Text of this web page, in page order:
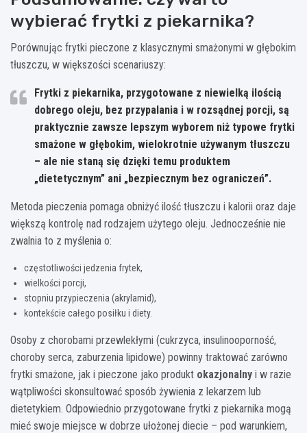
wybierać frytki z piekarnika?
Porównując frytki pieczone z klasycznymi smażonymi w głębokim
tłuszczu, w większości scenariuszy:
Frytki z piekarnika, przygotowane z niewielką ilością
dobrego oleju, bez przypalania i w rozsądnej porcji, są
praktycznie zawsze lepszym wyborem niż typowe frytki
smażone w głębokim, wielokrotnie używanym tłuszczu
– ale nie staną się dzięki temu produktem
„dietetycznym” ani „bezpiecznym bez ograniczeń”.
Metoda pieczenia pomaga obniżyć ilość tłuszczu i kalorii oraz daje
większą kontrolę nad rodzajem użytego oleju. Jednocześnie nie
zwalnia to z myślenia o:
częstotliwości jedzenia frytek,
wielkości porcji,
stopniu przypieczenia (akrylamid),
kontekście całego posiłku i diety.
Osoby z chorobami przewlekłymi (cukrzyca, insulinooporność,
choroby serca, zaburzenia lipidowe) powinny traktować zarówno
frytki smażone, jak i pieczone jako produkt okazjonalny i w razie
wątpliwości skonsultować sposób żywienia z lekarzem lub
dietetykiem. Odpowiednio przygotowane frytki z piekarnika mogą
mieć swoje miejsce w dobrze ułożonej diecie – pod warunkiem,